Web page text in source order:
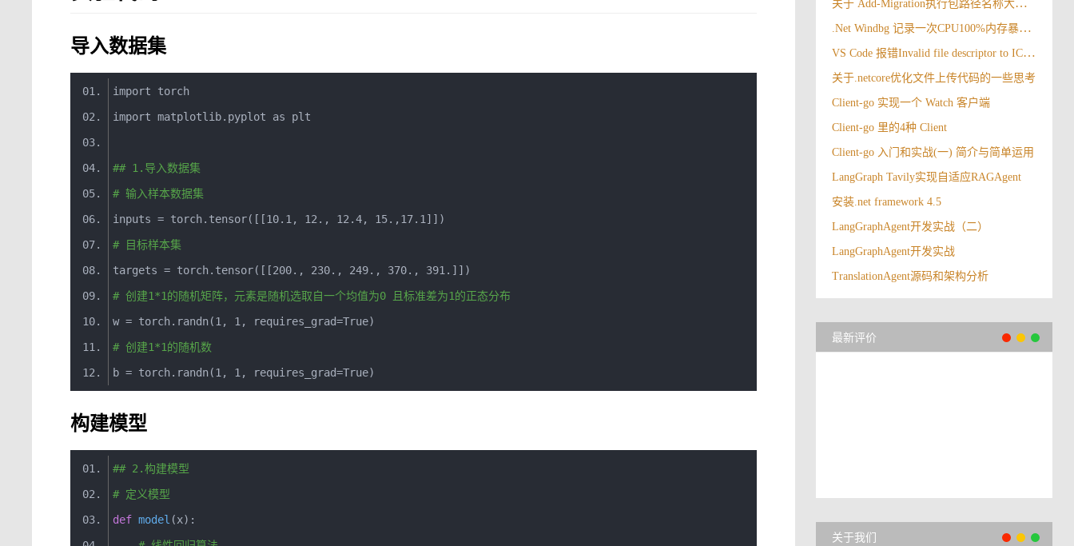
导入数据集
import torch
import matplotlib. pyplot as plt
## 1.导入数据集
# 输入样本数据集
inputs = torch. tensor([[10.1 , 12. , 12.4, 15. , 17.1 ]])
# 目标样本集
targets = torch. tensor([[200. , 230. , 249. , 370. , 391. ]])
# 创建1*1的随机矩阵，元素是随机选取自一个均值为0 且标准差为1的正态分布
w = torch. randn(1 , 1 , requires_grad=True)
# 创建1*1的随机数
b = torch. randn(1 , 1 , requires_grad=True)
构建模型
## 2.构建模型
# 定义模型
def model (x) :
关于 Add-Migration执行包路径名称大小写报错
.Net Windbg 记录一次CPU100%内存暴涨情况
VS Code 报错Invalid file descriptor to ICU data received.
关于.netcore优化文件上传代码的一些思考
Client-go 实现一个 Watch 客户端
Client-go 里的4种 Client
Client-go 入门和实战(一) 简介与简单运用
LangGraph Tavily实现自适应RAGAgent
安装.net framework 4.5
LangGraphAgent开发实战（二）
LangGraphAgent开发实战
TranslationAgent源码和架构分析
最新评价
关于我们